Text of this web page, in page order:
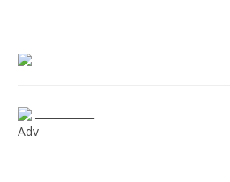
Adv